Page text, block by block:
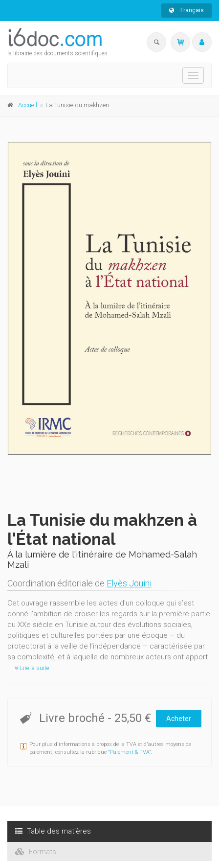
Français
la librairie des documents scientifiques
Toggle
Accueil La Tunisie du makhzen à l'État national
La Tunisie du makhzen à
l'État national
À la lumière de l'itinéraire de Mohamed-Salah
Mzali
Coordination éditoriale de Elyès Jouini
Cet ouvrage rassemble les actes d'un colloque qui s’est
donné l’ambition de croiser les regards sur la première partie
du XXe siècle en Tunisie autour des évolutions sociales,
politiques et culturelles portées par une époque – du
protectorat à la veille de l’indépendance – caractérisée par
sa complexité, et à laquelle de nombreux acteurs ont apport
Lire la suite
Livre broché - 25,50 € Acheter
Pour plus d'informations à propos de la TVA et d'autres moyens de
paiement, consultez la rubrique "Paiement & TVA".
Table des matières
Formats